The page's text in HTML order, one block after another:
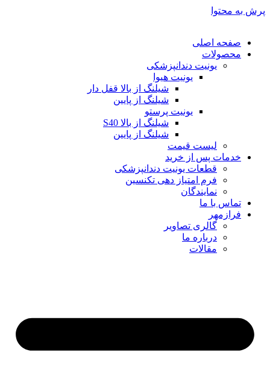
پرش به محتوا
صفحه اصلی
محصولات
یونیت دندانپزشکی
یونیت هیوا
شیلنگ از بالا قفل دار
شیلنگ از پایین
یونیت پرستو
شیلنگ از بالا S40
شیلنگ از پایین
لیست قیمت
خدمات پس از خرید
قطعات یونیت دندانپزشکی
فرم امتیاز دهی تکنسین
نمایندگان
تماس با ما
فرازمهر
گالری تصاویر
درباره ما
مقالات